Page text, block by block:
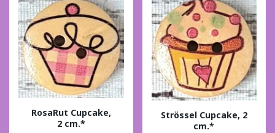
RosaRut Cupcake,
2 cm.*
Strössel Cupcake, 2
cm.*